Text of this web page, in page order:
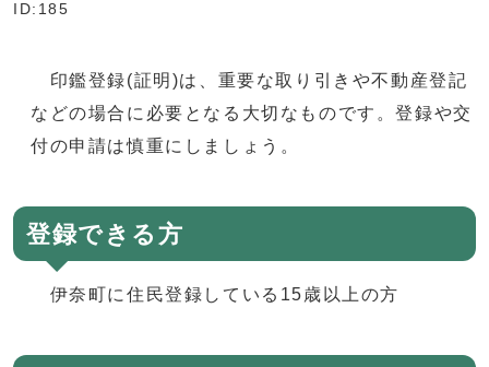
ID:185
印鑑登録(証明)は、重要な取り引きや不動産登記
などの場合に必要となる大切なものです。登録や交
付の申請は慎重にしましょう。
登録できる方
伊奈町に住民登録している15歳以上の方